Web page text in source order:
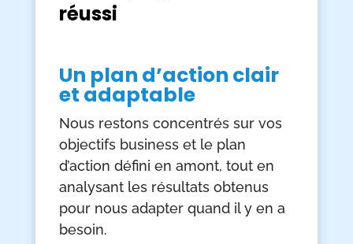
réussi
Un plan d’action clair
et adaptable
Nous restons concentrés sur vos
objectifs business et le plan
d’action défini en amont, tout en
analysant les résultats obtenus
pour nous adapter quand il y en a
besoin.